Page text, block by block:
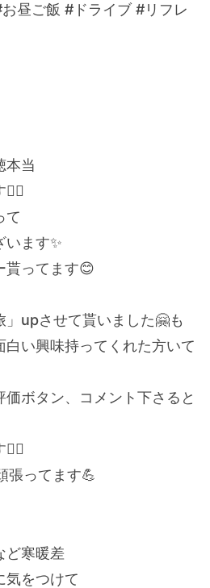
昼ご飯 #ドライブ #リフレ
本当
て
います✨
貰ってます😊
upさせて貰いました🤗も
白い興味持ってくれた方いて
ボタン、コメント下さると
張ってます💪
ど寒暖差
気をつけて